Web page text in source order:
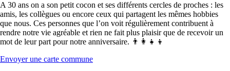
A 30 ans on a son petit cocon et ses différents cercles de proches : les
amis, les collègues ou encore ceux qui partagent les mêmes hobbies
que nous. Ces personnes que l’on voit régulièrement contribuent à
rendre notre vie agréable et rien ne fait plus plaisir que de recevoir un
mot de leur part pour notre anniversaire. 👨‍👩‍👧‍👦
Envoyer une carte commune